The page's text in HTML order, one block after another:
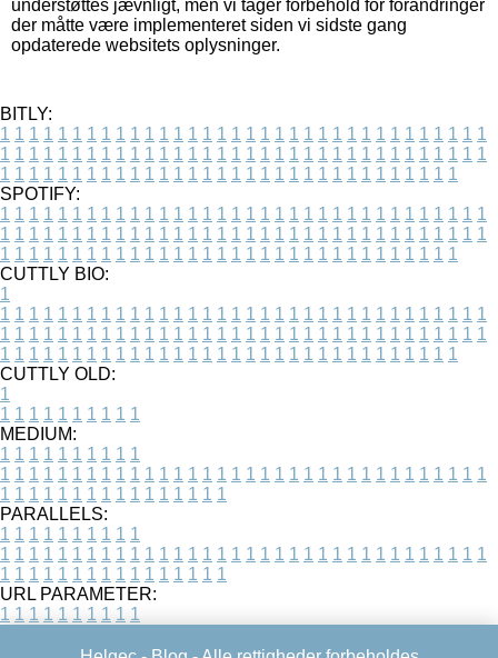
understøttes jævnligt, men vi tager forbehold for forandringer
der måtte være implementeret siden vi sidste gang
opdaterede websitets oplysninger.
BITLY:
1 1 1 1 1 1 1 1 1 1 1 1 1 1 1 1 1 1 1 1 1 1 1 1 1 1 1 1 1 1 1 1 1 1
1 1 1 1 1 1 1 1 1 1 1 1 1 1 1 1 1 1 1 1 1 1 1 1 1 1 1 1 1 1 1 1 1 1
1 1 1 1 1 1 1 1 1 1 1 1 1 1 1 1 1 1 1 1 1 1 1 1 1 1 1 1 1 1 1 1
SPOTIFY:
1 1 1 1 1 1 1 1 1 1 1 1 1 1 1 1 1 1 1 1 1 1 1 1 1 1 1 1 1 1 1 1 1 1
1 1 1 1 1 1 1 1 1 1 1 1 1 1 1 1 1 1 1 1 1 1 1 1 1 1 1 1 1 1 1 1 1 1
1 1 1 1 1 1 1 1 1 1 1 1 1 1 1 1 1 1 1 1 1 1 1 1 1 1 1 1 1 1 1 1
CUTTLY BIO:
1
1 1 1 1 1 1 1 1 1 1 1 1 1 1 1 1 1 1 1 1 1 1 1 1 1 1 1 1 1 1 1 1 1 1
1 1 1 1 1 1 1 1 1 1 1 1 1 1 1 1 1 1 1 1 1 1 1 1 1 1 1 1 1 1 1 1 1 1
1 1 1 1 1 1 1 1 1 1 1 1 1 1 1 1 1 1 1 1 1 1 1 1 1 1 1 1 1 1 1 1
CUTTLY OLD:
1
1 1 1 1 1 1 1 1 1 1
MEDIUM:
1 1 1 1 1 1 1 1 1 1
1 1 1 1 1 1 1 1 1 1 1 1 1 1 1 1 1 1 1 1 1 1 1 1 1 1 1 1 1 1 1 1 1 1
1 1 1 1 1 1 1 1 1 1 1 1 1 1 1 1
PARALLELS:
1 1 1 1 1 1 1 1 1 1
1 1 1 1 1 1 1 1 1 1 1 1 1 1 1 1 1 1 1 1 1 1 1 1 1 1 1 1 1 1 1 1 1 1
1 1 1 1 1 1 1 1 1 1 1 1 1 1 1 1
URL PARAMETER:
1 1 1 1 1 1 1 1 1 1